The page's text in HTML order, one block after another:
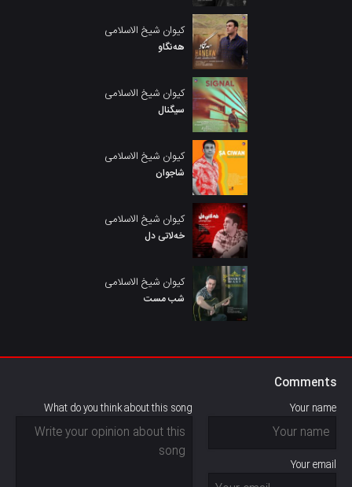
کیوان شیخ الاسلامی
هەنگاو
کیوان شیخ الاسلامی
سیگنال
کیوان شیخ الاسلامی
شاجوان
کیوان شیخ الاسلامی
خەلاتی دل
کیوان شیخ الاسلامی
شب مست
Comments
Your name
Your email
What do you think about this song